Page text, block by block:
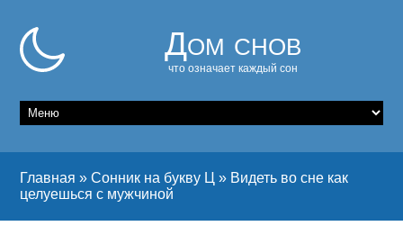
Дом снов
что означает каждый сон
Главная »Сонник на букву Ц » Видеть во сне как
целуешься с мужчиной